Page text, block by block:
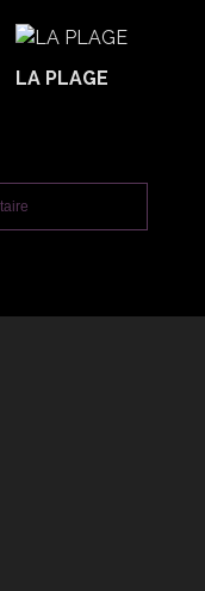
LA PLAGE